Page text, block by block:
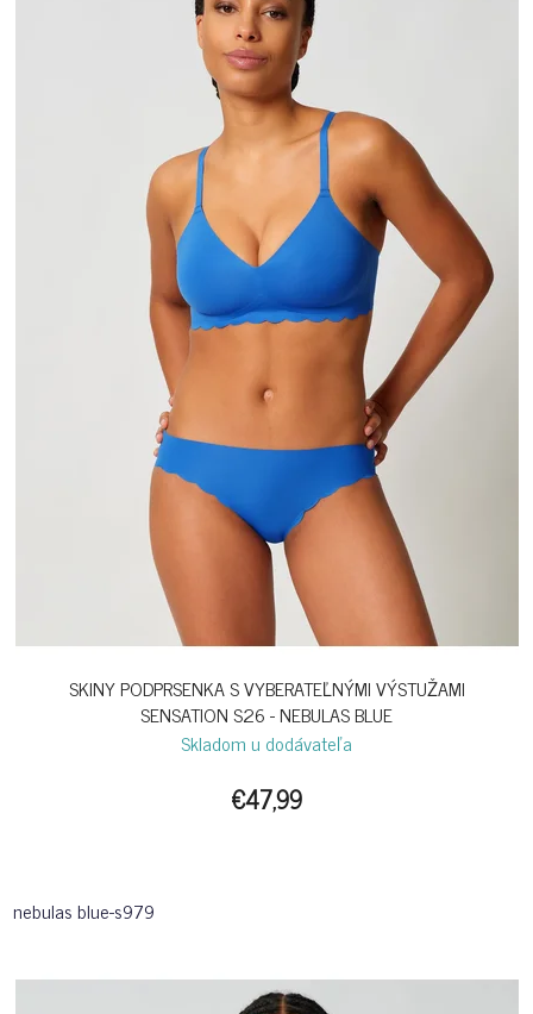
SKINY PODPRSENKA S VYBERATEĽNÝMI VÝSTUŽAMI
SENSATION S26 - NEBULAS BLUE
Skladom u dodávateľa
€47,99
nebulas blue-s979